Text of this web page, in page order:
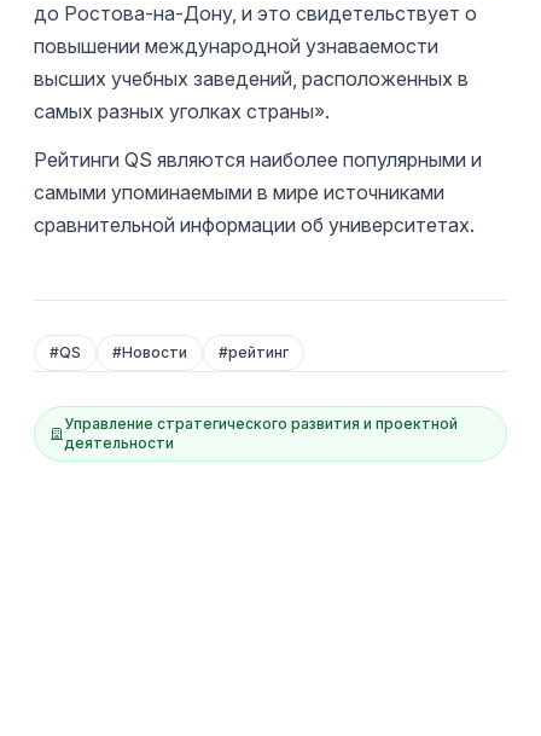
до Ростова-на-Дону, и это свидетельствует о
повышении международной узнаваемости
высших учебных заведений, расположенных в
самых разных уголках страны».
Рейтинги QS являются наиболее популярными и
самыми упоминаемыми в мире источниками
сравнительной информации об университетах.
#QS #Новости #рейтинг
Управление стратегического развития и проектной
деятельности